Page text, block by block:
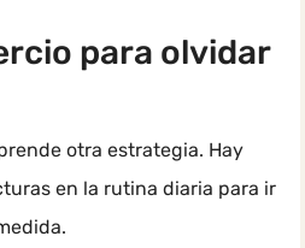
para olvidar
otra estrategia. Hay
en la rutina diaria para ir